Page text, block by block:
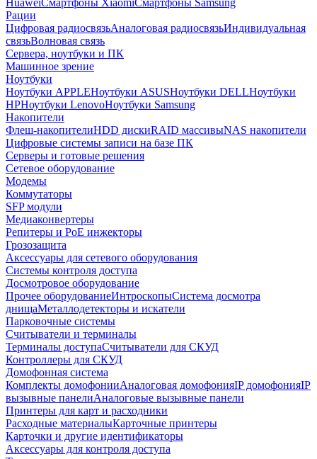
HuaweiСмартфоны XiaomiСмартфоны Samsung
Рации
Цифровая радиосвязьАналоговая радиосвязьИндивидуальная
связьВолновая связь
Сервера, ноутбуки и ПК
Машинное зрение
Ноутбуки
Ноутбуки APPLEНоутбуки ASUSНоутбуки DELLНоутбуки
HPНоутбуки LenovoНоутбуки Samsung
Накопители
Флеш-накопителиHDD дискиRAID массивыNAS накопители
Цифровые системы записи на базе ПК
Серверы и готовые решения
Сетевое оборудование
Модемы
Коммутаторы
SFP модули
Медиаконвертеры
Репитеры и PoE инжекторы
Грозозащита
Аксессуары для сетевого оборудования
Системы контроля доступа
Досмотровое оборудование
Прочее оборудованиеИнтроскопыСистема досмотра
днищаМеталлодетекторы и искатели
Парковочные системы
Считыватели и терминалы
Терминалы доступаСчитыватели для СКУД
Контроллеры для СКУД
Домофонная система
Комплекты домофонииАналоговая домофонияIP домофонияIP
вызывные панелиАналоговые вызывные панели
Принтеры для карт и расходники
Расходные материалыКарточные принтеры
Карточки и другие идентификаторы
Аксессуары для контроля доступа